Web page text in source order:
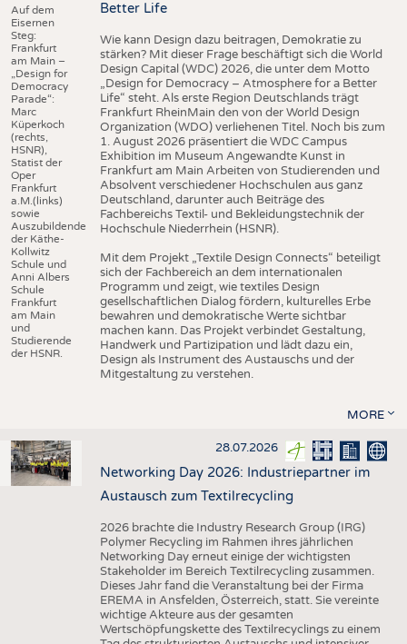
Auf dem
Eisernen
Steg:
Frankfurt
am Main –
„Design for
Democracy
Parade“:
Marc
Küperkoch
(rechts,
HSNR),
Statist der
Oper
Frankfurt
a.M.(links)
sowie
Auszubildende
der Käthe-
Kollwitz
Schule und
Anni Albers
Schule
Frankfurt
am Main
und
Studierende
der HSNR.
Better Life
Wie kann Design dazu beitragen, Demokratie zu
stärken? Mit dieser Frage beschäftigt sich die World
Design Capital (WDC) 2026, die unter dem Motto
„Design for Democracy – Atmosphere for a Better
Life“ steht. Als erste Region Deutschlands trägt
Frankfurt RheinMain den von der World Design
Organization (WDO) verliehenen Titel. Noch bis zum
1. August 2026 präsentiert die WDC Campus
Exhibition im Museum Angewandte Kunst in
Frankfurt am Main Arbeiten von Studierenden und
Absolvent verschiedener Hochschulen aus ganz
Deutschland, darunter auch Beiträge des
Fachbereichs Textil- und Bekleidungstechnik der
Hochschule Niederrhein (HSNR).
Mit dem Projekt „Textile Design Connects“ beteiligt
sich der Fachbereich an dem internationalen
Programm und zeigt, wie textiles Design
gesellschaftlichen Dialog fördern, kulturelles Erbe
bewahren und demokratische Werte sichtbar
machen kann. Das Projekt verbindet Gestaltung,
Handwerk und Partizipation und lädt dazu ein,
Design als Instrument des Austauschs und der
Mitgestaltung zu verstehen.
MORE
28.07.2026
Networking Day 2026: Industriepartner im
Austausch zum Textilrecycling
2026 brachte die Industry Research Group (IRG)
Polymer Recycling im Rahmen ihres jährlichen
Networking Day erneut einige der wichtigsten
Stakeholder im Bereich Textilrecycling zusammen.
Dieses Jahr fand die Veranstaltung bei der Firma
EREMA in Ansfelden, Österreich, statt. Sie vereinte
wichtige Akteure aus der gesamten
Wertschöpfungskette des Textilrecyclings zu einem